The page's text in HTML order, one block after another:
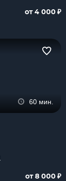
от 4 000 ₽
60 мин.
от 8 000 ₽